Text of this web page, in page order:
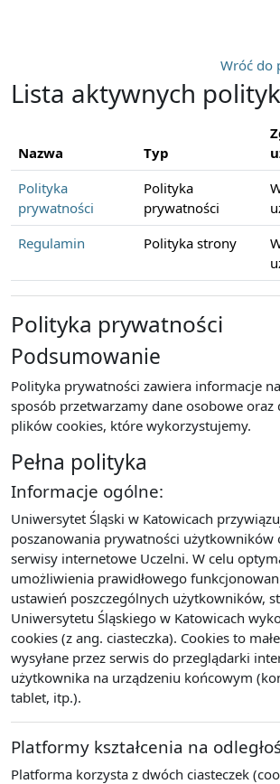
Wróć do
Lista aktywnych polityk
Nazwa Typ
Polityka
prywatności
Polityka
prywatności
Regulamin
Polityka strony
Polityka prywatności
Podsumowanie
Polityka prywatności zawiera informacje
sposób przetwarzamy dane osobowe oraz
plików cookies, które wykorzystujemy.
Pełna polityka
Informacje ogólne:
Uniwersytet Śląski w Katowicach
poszanowania prywatności użytkowników
serwisy internetowe Uczelni. W celu
umożliwienia prawidłowego
ustawień poszczególnych użytkowników,
Uniwersytetu Śląskiego w Katowicach
cookies (z ang. ciasteczka). Cookies to
wysyłane przez serwis do przeglądarki
użytkownika na urządzeniu końcowym
tablet, itp.).
Platformy kształcenia na
Platforma korzysta z dwóch ciasteczek